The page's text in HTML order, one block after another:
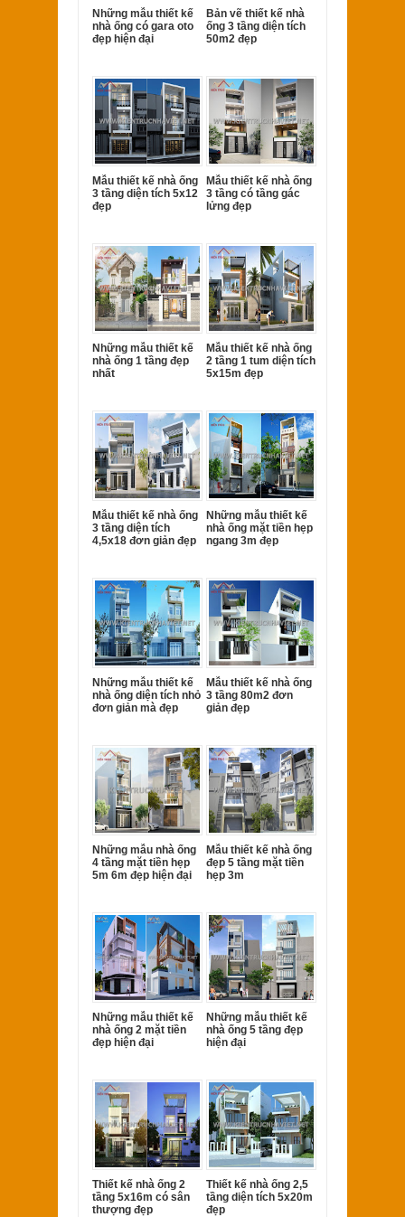
Những mẫu thiết kế
nhà ống có gara oto
đẹp hiện đại
Bản vẽ thiết kế nhà
ống 3 tầng diện tích
50m2 đẹp
Mẫu thiết kế nhà ống
3 tầng diện tích 5x12
đẹp
Mẫu thiết kế nhà ống
3 tầng có tầng gác
lửng đẹp
Những mẫu thiết kế
nhà ống 1 tầng đẹp
nhất
Mẫu thiết kế nhà ống
2 tầng 1 tum diện tích
5x15m đẹp
Mẫu thiết kế nhà ống
3 tầng diện tích
4,5x18 đơn giản đẹp
Những mẫu thiết kế
nhà ống mặt tiền hẹp
ngang 3m đẹp
Những mẫu thiết kế
nhà ống diện tích nhỏ
đơn giản mà đẹp
Mẫu thiết kế nhà ống
3 tầng 80m2 đơn
giản đẹp
Những mẫu nhà ống
4 tầng mặt tiền hẹp
5m 6m đẹp hiện đại
Mẫu thiết kế nhà ống
đẹp 5 tầng mặt tiền
hẹp 3m
Những mẫu thiết kế
nhà ống 2 mặt tiền
đẹp hiện đại
Những mẫu thiết kế
nhà ống 5 tầng đẹp
hiện đại
Thiết kế nhà ống 2
tầng 5x16m có sân
thượng đẹp
Thiết kế nhà ống 2,5
tầng diện tích 5x20m
đẹp